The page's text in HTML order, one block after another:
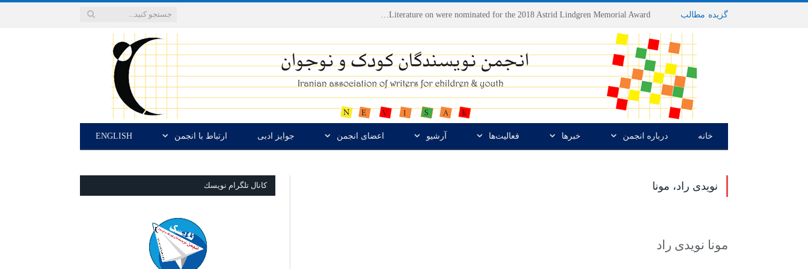
گزیده مطالب
خانه درباره انجمن خبرها فعالیت‌ها آرشیو اعضای انجمن جوایز ادبی ارتباط با انجمن ENGLISH
نویدی راد، مونا
مونا نویدی راد
كانال تلگرام نويسك